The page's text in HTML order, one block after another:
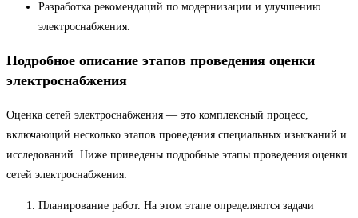
Разработка рекомендаций по модернизации и улучшению
электроснабжения.
Подробное описание этапов проведения оценки
электроснабжения
Оценка сетей электроснабжения — это комплексный процесс,
включающий несколько этапов проведения специальных изысканий и
исследований. Ниже приведены подробные этапы проведения оценки
сетей электроснабжения:
Планирование работ. На этом этапе определяются задачи